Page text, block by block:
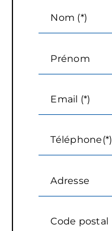
Nom (*)
Prénom
Email (*)
Téléphone(*)
Adresse
Code postal